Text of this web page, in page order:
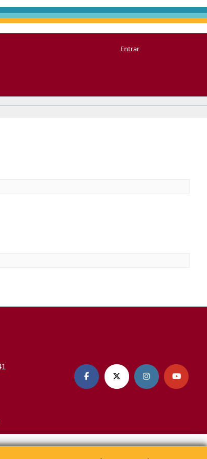
Entrar
   